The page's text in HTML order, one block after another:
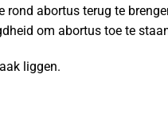
abortus terug te
om abortus toe te
liggen.